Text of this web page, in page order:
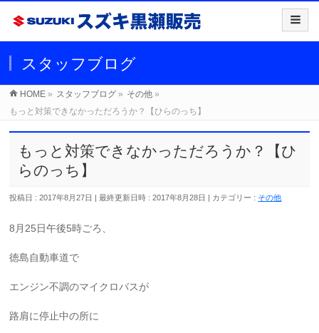
スタッフブログ
HOME » スタッフブログ » その他 »
もっと対策できなかっただろうか？【ひらのっち】
もっと対策できなかっただろうか？【ひ
らのっち】
投稿日 : 2017年8月27日 最終更新日時 : 2017年8月28日 カテゴリー : その他
8月25日午後5時ごろ、
徳島自動車道で
エンジン不調のマイクロバスが
路肩に停止中の所に